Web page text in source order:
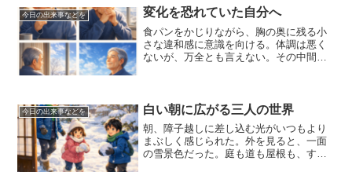
も眠っている時間だ。ガラス...
今日の出来事などを 変化を恐れていた自分へ
食パンをかじりながら、胸の奥に残る小
さな違和感に意識を向ける。体調は悪く
ないが、万全とも言えない。その中間の
めて自分なのだと、少しずつ...
今日の出来事などを 白い朝に広がる三人の世界
朝、障子越しに差し込む光がいつもより
まぶしく感じられた。外を見ると、一面
の雪景色だった。庭も道も屋根も、すべ